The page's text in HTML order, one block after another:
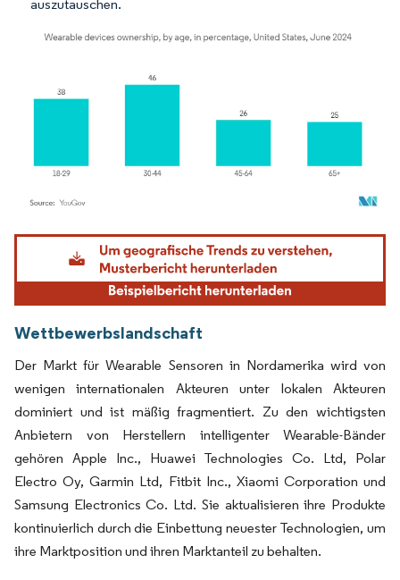
auszutauschen.
Bild © Mordor Intelligence. Wiederverwendung erfordert Namensnennung gemäß
Wettbewerbslandschaft
Der Markt für Wearable Sensoren in Nordamerika wird von
wenigen internationalen Akteuren unter lokalen Akteuren
dominiert und ist mäßig fragmentiert. Zu den wichtigsten
Anbietern von Herstellern intelligenter Wearable-Bänder
gehören Apple Inc., Huawei Technologies Co. Ltd, Polar
Electro Oy, Garmin Ltd, Fitbit Inc., Xiaomi Corporation und
Samsung Electronics Co. Ltd. Sie aktualisieren ihre Produkte
kontinuierlich durch die Einbettung neuester Technologien, um
ihre Marktposition und ihren Marktanteil zu behalten.